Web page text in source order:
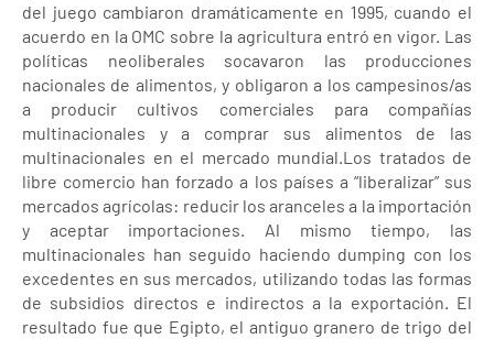
del juego cambiaron dramáticamente en 1995, cuando el
acuerdo en la OMC sobre la agricultura entró en vigor. Las
políticas neoliberales socavaron las producciones
nacionales de alimentos, y obligaron a los campesinos/as
a producir cultivos comerciales para compañías
multinacionales y a comprar sus alimentos de las
multinacionales en el mercado mundial.Los tratados de
libre comercio han forzado a los países a “liberalizar” sus
mercados agrícolas: reducir los aranceles a la importación
y aceptar importaciones. Al mismo tiempo, las
multinacionales han seguido haciendo dumping con los
excedentes en sus mercados, utilizando todas las formas
de subsidios directos e indirectos a la exportación. El
resultado fue que Egipto, el antiguo granero de trigo del